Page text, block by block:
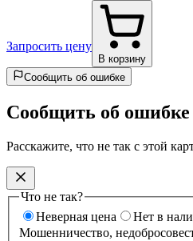
Запросить цену
В корзину
Сообщить об ошибке
Сообщить об ошибке
Расскажите, что не так с этой
Что не так?
Неверная цена
Нет в
Мошенничество,